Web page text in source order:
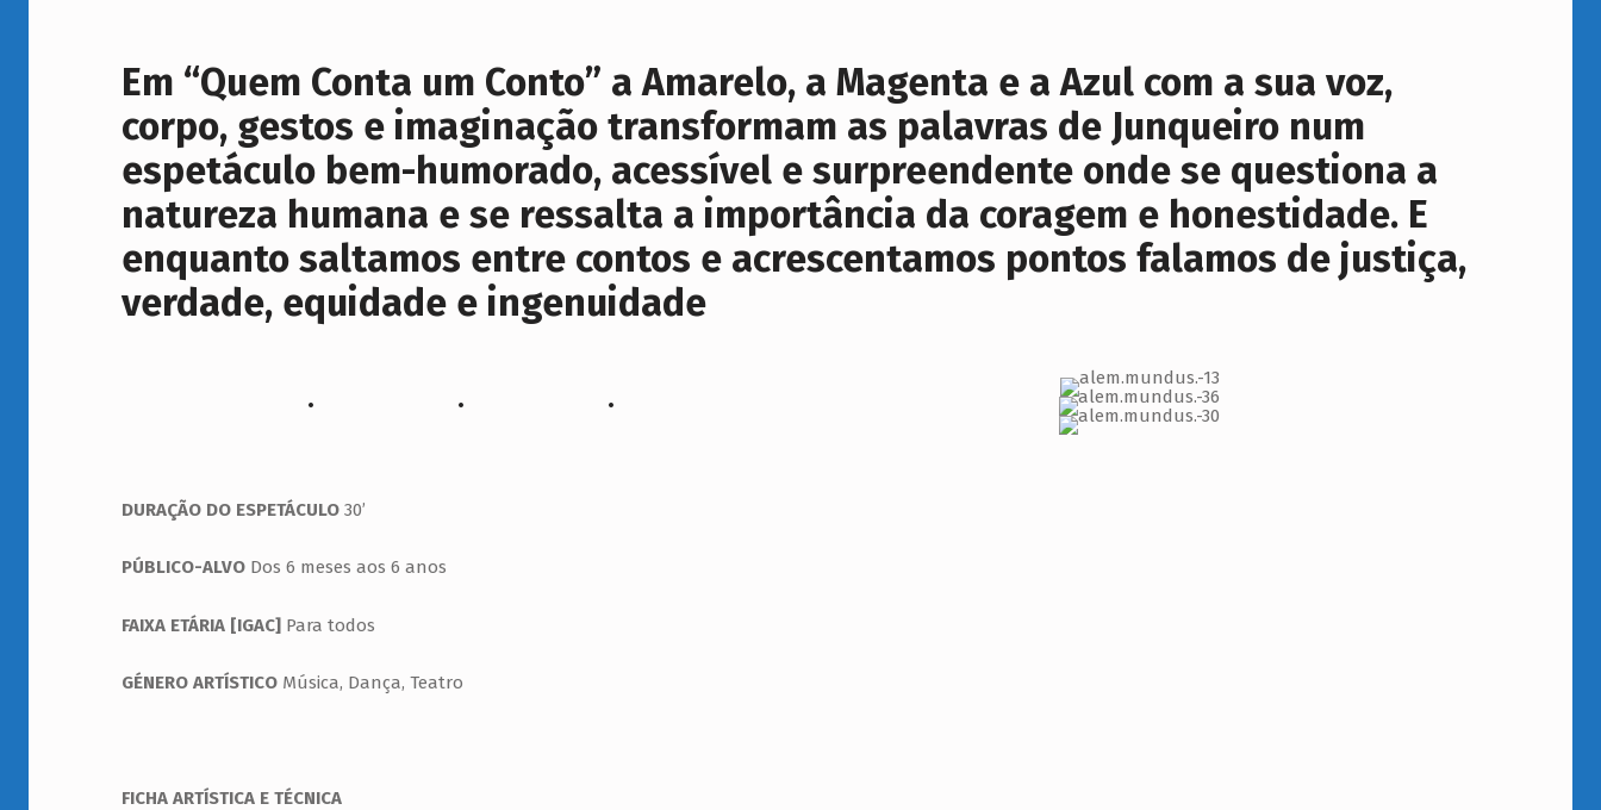
Em “Quem Conta um Conto” a Amarelo, a Magenta e a Azul com a sua voz,
corpo, gestos e imaginação transformam as palavras de Junqueiro num
espetáculo bem-humorado, acessível e surpreendente onde se questiona a
natureza humana e se ressalta a importância da coragem e honestidade. E
enquanto saltamos entre contos e acrescentamos pontos falamos de justiça,
verdade, equidade e ingenuidade
. . .
DURAÇÃO DO ESPETÁCULO30’
PÚBLICO-ALVO Dos 6 meses aos 6 anos
FAIXA ETÁRIA [IGAC] Para todos
GÉNERO ARTÍSTICO Música, Dança, Teatro
FICHA ARTÍSTICA E TÉCNICA